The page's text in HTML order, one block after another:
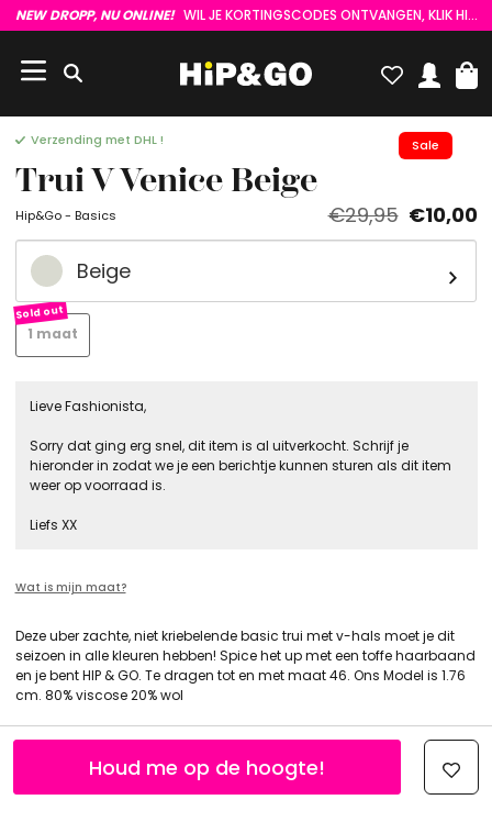
NEW DROPP, NU ONLINE! WIL JE KORTINGSCODES ONTVANGEN, KLIK HIER :)
Sale
Verzending met DHL !
Trui V Venice Beige
Hip&Go - Basics €29,95 €10,00
Beige
1 maat
Lieve Fashionista,
Sorry dat ging erg snel, dit item is al uitverkocht. Schrijf je
hieronder in zodat we je een berichtje kunnen sturen als dit item
weer op voorraad is.
Liefs XX
Wat is mijn maat?
Deze uber zachte, niet kriebelende basic trui met v-hals moet je dit
seizoen in alle kleuren hebben! Spice het up met een toffe haarbaand
en je bent HIP & GO. Te dragen tot en met maat 46. Ons Model is 1.76
cm. 80% viscose 20% wol
Houd me op de hoogte!